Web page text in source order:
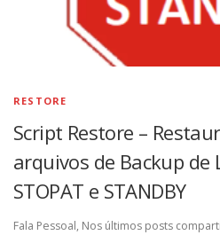
CONTATO
RESTORE
Script Restore –
arquivos de Backup de
STOPAT e STANDBY
Fala Pessoal, Nos últimos posts